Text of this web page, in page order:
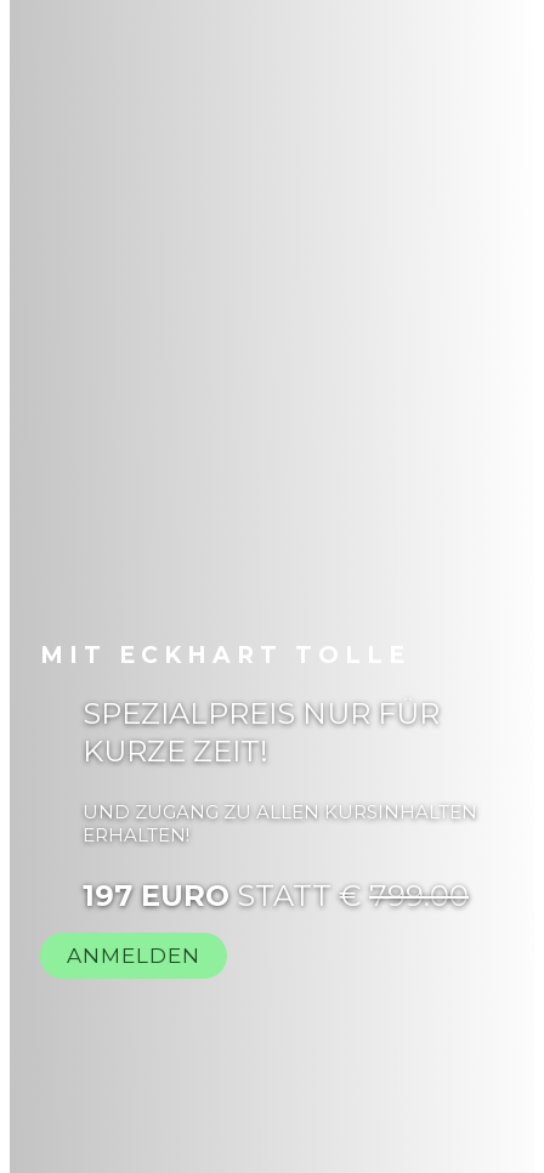
MIT ECKHART TOLLE
SPEZIALPREIS NUR FÜR
KURZE ZEIT!
UND ZUGANG ZU ALLEN KURSINHALTEN
ERHALTEN!
197 EUROSTATT € 799.00
ANMELDEN